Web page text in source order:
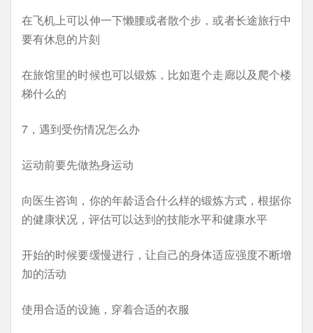
在飞机上可以伸一下懒腰或者散个步，或者长途旅行中
要有休息的片刻
在旅馆里的时候也可以锻炼，比如逛个走廊以及爬个楼
梯什么的
7，遇到受伤情况怎么办
运动前要先做热身运动
向医生咨询，你的年龄适合什么样的锻炼方式，根据你
的健康状况，评估可以达到的技能水平和健康水平
开始的时候要缓慢进行，让自己的身体适应强度不断增
加的活动
使用合适的设施，穿着合适的衣服